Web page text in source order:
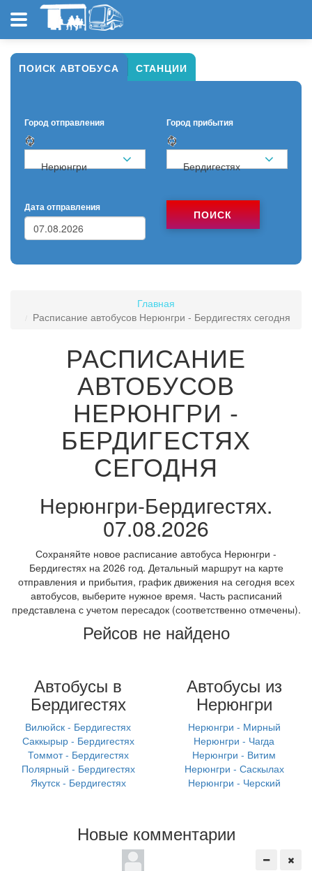
ПОИСК АВТОБУСА СТАНЦИИ
Город отправления
Нерюнгри
Город прибытия
Бердигестях
Дата отправления
ПОИСК
Главная
Расписание автобусов Нерюнгри - Бердигестях сегодня
РАСПИСАНИЕ
АВТОБУСОВ
НЕРЮНГРИ -
БЕРДИГЕСТЯХ
СЕГОДНЯ
Нерюнгри-Бердигестях.
07.08.2026
Сохраняйте новое расписание автобуса Нерюнгри -
Бердигестях на 2026 год. Детальный маршрут на карте
отправления и прибытия, график движения на сегодня всех
автобусов, выберите нужное время. Часть расписаний
представлена с учетом пересадок (соответственно отмечены).
Рейсов не найдено
Автобусы в
Бердигестях
Вилюйск - Бердигестях
Саккырыр - Бердигестях
Томмот - Бердигестях
Полярный - Бердигестях
Якутск - Бердигестях
Автобусы из
Нерюнгри
Нерюнгри - Мирный
Нерюнгри - Чагда
Нерюнгри - Витим
Нерюнгри - Саскылах
Нерюнгри - Черский
Новые комментарии